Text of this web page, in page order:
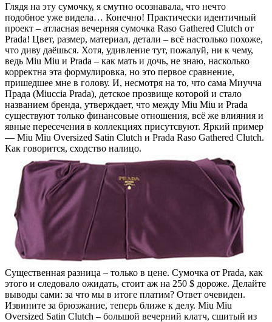
Глядя на эту сумочку, я смутно осознавала, что нечто
подобное уже видела… Конечно! Практически идентичный
проект – атласная вечерняя сумочка Raso Gathered Clutch от
Prada! Цвет, размер, материал, детали – всё настолько похоже,
что диву даёшься. Хотя, удивление тут, пожалуй, ни к чему,
ведь Miu Miu и Prada – как мать и дочь, не знаю, насколько
корректна эта формулировка, но это первое сравнение,
пришедшее мне в голову. И, несмотря на то, что сама Миучча
Прада (Miuccia Prada), детское прозвище которой и стало
названием бренда, утверждает, что между Miu Miu и Prada
существуют только финансовые отношения, всё же влияния и
явные пересечения в коллекциях присутсвуют. Яркий пример
— Miu Miu Oversized Satin Clutch и Prada Raso Gathered Clutch.
Как говорится, сходство налицо.
Существенная разница – только в цене. Сумочка от Prada, как
этого и следовало ожидать, стоит аж на 250 $ дороже. Делайте
выводы сами: за что мы в итоге платим? Ответ очевиден.
Извините за брюзжание, теперь ближе к делу. Miu Miu
Oversized Satin Clutch – большой вечерний клатч, сшитый из